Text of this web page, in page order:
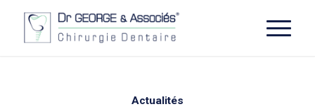
Actualités